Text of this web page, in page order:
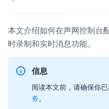
扩展性和更优秀的互动效果
实时消息
解决方案
即时通讯 IM
本文介绍如何在声网控制台
时录制和实时消息功能。
信息
阅读本文前，请确保你
务。